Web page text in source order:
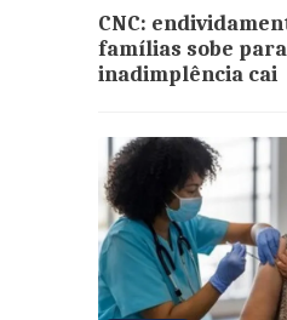
CNC:
famílias sobe
inadimplência cai